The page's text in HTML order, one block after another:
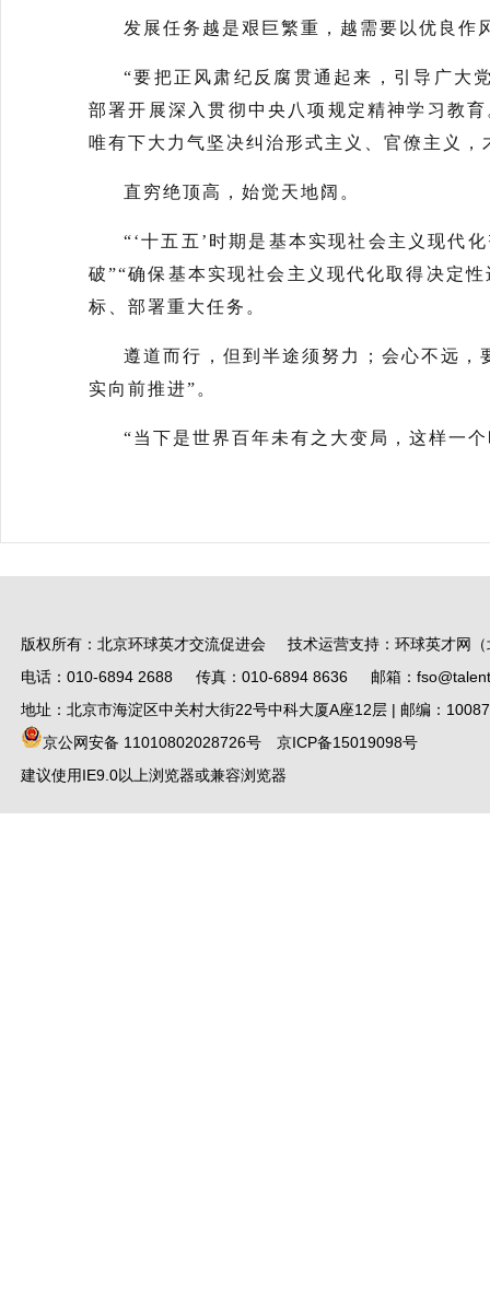
发展任务越是艰巨繁重，越需要以优良作
“要把正风肃纪反腐贯通起来，引导广大
部署开展深入贯彻中央八项规定精神学习教
唯有下大力气坚决纠治形式主义、官僚主义
直穷绝顶高，始觉天地阔。
“‘十五五’时期是基本实现社会主义现代
破”“确保基本实现社会主义现代化取得决定
标、部署重大任务。
遵道而行，但到半途须努力；会心不远
实向前推进”。
“当下是世界百年未有之大变局，这样一
版权所有：北京环球英才交流促进会 技术运营支持：环球英才网（
电话：010-6894 2688 传真：010-6894 8636 邮箱：
地址：北京市海淀区中关村大街22号中科大厦A座12层 | 邮编：
京公网安备 11010802028726号
京ICP备15019098号
建议使用IE9.0以上浏览器或兼容浏览器